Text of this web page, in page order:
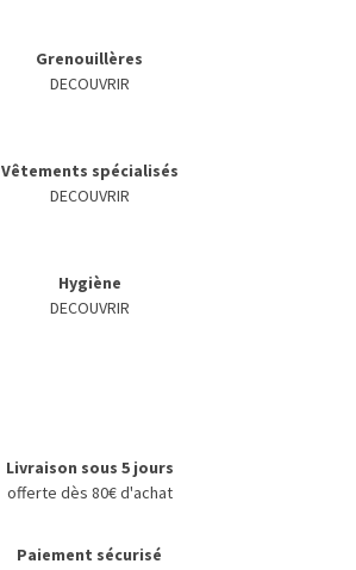
Grenouillères
DECOUVRIR
Vêtements spécialisés
DECOUVRIR
Hygiène
DECOUVRIR
Livraison sous 5 jours
offerte dès 80€ d'achat
Paiement sécurisé